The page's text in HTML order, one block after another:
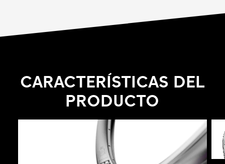
problemas un manejobrusco. Atrévete y da la
cara con una llanta plateada o mantén el sigilo
CARACTERÍSTICAS DEL
PRODUCTO